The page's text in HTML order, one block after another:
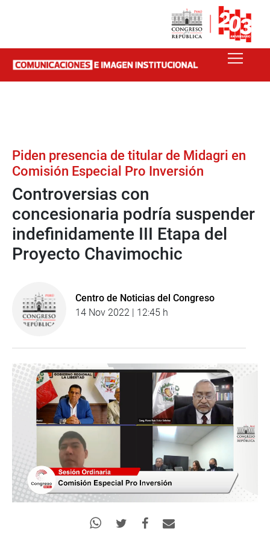
Piden presencia de titular de Midagri en
Comisión Especial Pro Inversión
Controversias con
concesionaria podría suspender
indefinidamente III Etapa del
Proyecto Chavimochic
Centro de Noticias del Congreso
14 Nov 2022 | 12:45 h